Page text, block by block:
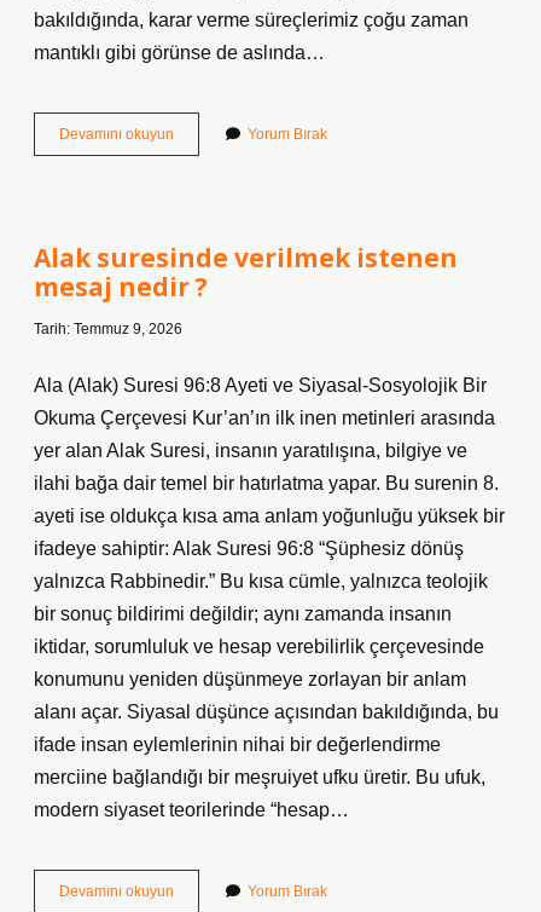
bakıldığında, karar verme süreçlerimiz çoğu zaman
mantıklı gibi görünse de aslında…
Devamını okuyun
palet
Yorum Bırak
Alak suresinde verilmek istenen
mesaj nedir ?
Tarih: Temmuz 9, 2026
Ala (Alak) Suresi 96:8 Ayeti ve Siyasal-Sosyolojik Bir
Okuma Çerçevesi Kur’an’ın ilk inen metinleri arasında
yer alan Alak Suresi, insanın yaratılışına, bilgiye ve
ilahi bağa dair temel bir hatırlatma yapar. Bu surenin 8.
ayeti ise oldukça kısa ama anlam yoğunluğu yüksek bir
ifadeye sahiptir: Alak Suresi 96:8 “Şüphesiz dönüş
yalnızca Rabbinedir.” Bu kısa cümle, yalnızca teolojik
bir sonuç bildirimi değildir; aynı zamanda insanın
iktidar, sorumluluk ve hesap verebilirlik çerçevesinde
konumunu yeniden düşünmeye zorlayan bir anlam
alanı açar. Siyasal düşünce açısından bakıldığında, bu
ifade insan eylemlerinin nihai bir değerlendirme
merciine bağlandığı bir meşruiyet ufku üretir. Bu ufuk,
modern siyaset teorilerinde “hesap…
Devamını okuyun Yorum Bırak